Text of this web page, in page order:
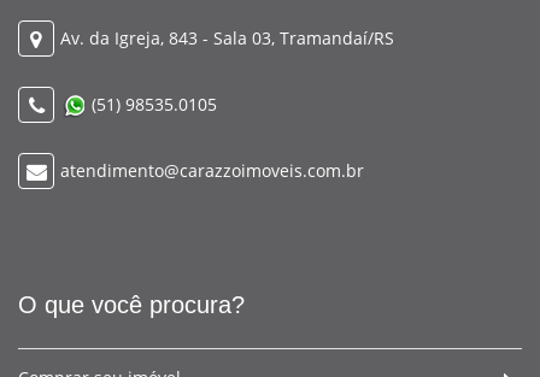
Av. da Igreja, 843 - Sala 03, Tramandaí/RS
(51) 98535.0105
atendimento@carazzoimoveis.com.br
O que você procura?